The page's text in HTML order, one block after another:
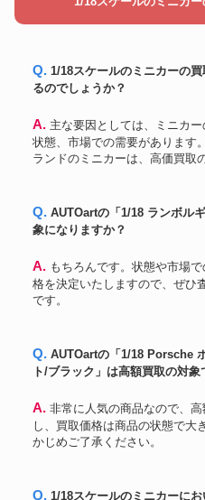
Q. 1/18スケールのミニカーの買取価格は、どのように決定され
るのでしょうか？
A. 主な要因としては、ミニカーのブランド、モデル、希少性、
状態、市場での需要があります
ランドのミニカーは、高価買取
Q. AUTOartの「1/18 ランボルギーニ ヴェネーノ」は、買取対
象になりますか？
A. もちろんです。状態や市場での需要を考慮した上で、買取価
格を決定いたしますので、ぜひ
です。
Q. AUTOartの「1/18 Porsche ポルシェ 911 3.0 ターボ ホワイ
ト/ブラック」は高額買取の対象
A. 非常に人気の商品なので、高額での買取が可能です。しか
し、買取価格は商品の状態で大
かじめご了承ください。
Q. 1/18スケールのミニカーにおいて、買取査定に影響するポイ